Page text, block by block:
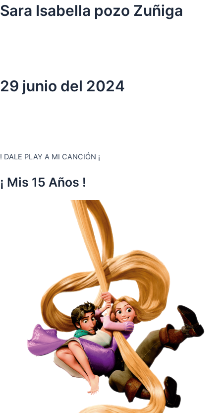
Ir
al
Sara Isabella pozo Zuñiga
29 junio del 2024
! DALE PLAY A MI CANCIÓN ¡
¡ Mis 15 Años !